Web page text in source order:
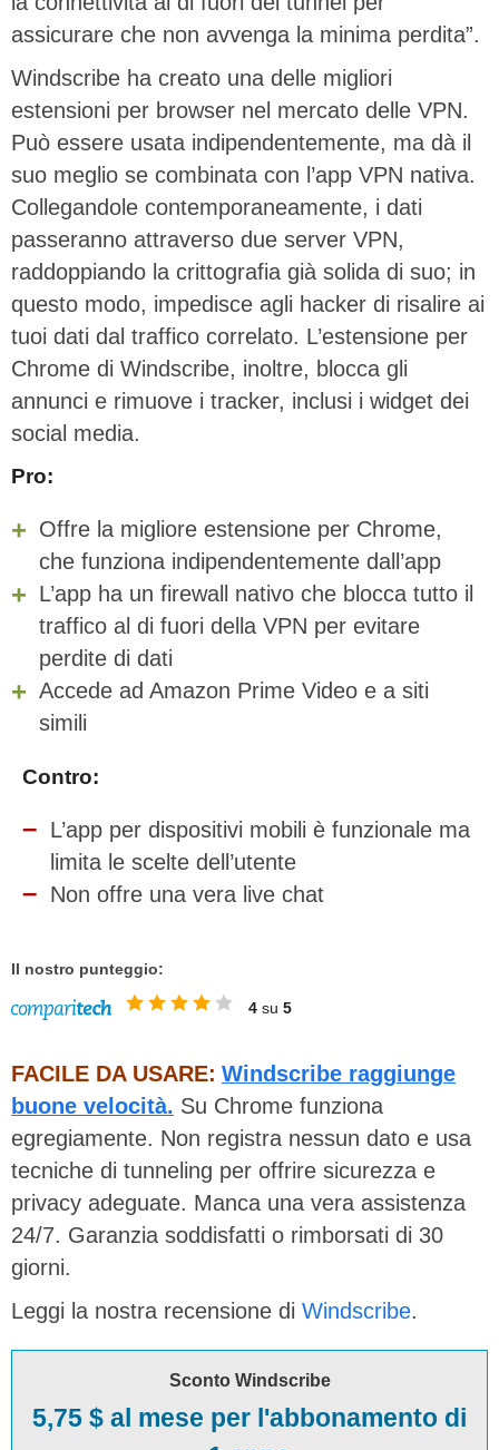
assicurare che non avvenga la minima perdita”.
Windscribe ha creato una delle migliori
estensioni per browser nel mercato delle VPN.
Può essere usata indipendentemente, ma dà il
suo meglio se combinata con l’app VPN nativa.
Collegandole contemporaneamente, i dati
passeranno attraverso due server VPN,
raddoppiando la crittografia già solida di suo; in
questo modo, impedisce agli hacker di risalire ai
tuoi dati dal traffico correlato. L’estensione per
Chrome di Windscribe, inoltre, blocca gli
annunci e rimuove i tracker, inclusi i widget dei
social media.
Pro:
Offre la migliore estensione per Chrome,
che funziona indipendentemente dall’app
L’app ha un firewall nativo che blocca tutto il
traffico al di fuori della VPN per evitare
perdite di dati
Accede ad Amazon Prime Video e a siti
simili
Contro:
L’app per dispositivi mobili è funzionale ma
limita le scelte dell’utente
Non offre una vera live chat
Il nostro punteggio:
4 su 5
FACILE DA USARE: Windscribe raggiunge
buone velocità. Su Chrome funziona
egregiamente. Non registra nessun dato e usa
tecniche di tunneling per offrire sicurezza e
privacy adeguate. Manca una vera assistenza
24/7. Garanzia soddisfatti o rimborsati di 30
giorni.
Leggi la nostra recensione di Windscribe.
Sconto Windscribe
5,75 $ al mese per l'abbonamento di